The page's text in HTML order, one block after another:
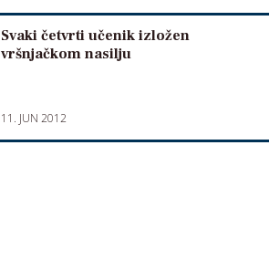
Svaki četvrti učenik izložen
vršnjačkom nasilju
11. JUN 2012